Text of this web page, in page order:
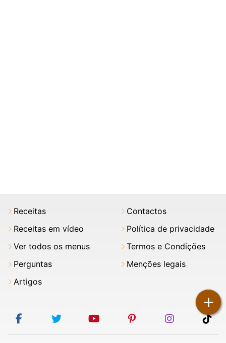
+
Receitas
Receitas em vídeo
Ver todos os menus
Perguntas
Artigos
Contactos
Política de privacidade
Termos e Condições
Menções legais
facebooktwitter youtubepinterestinstagram